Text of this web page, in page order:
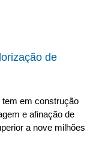
de
tem em construção
e afinação de
a nove milhões